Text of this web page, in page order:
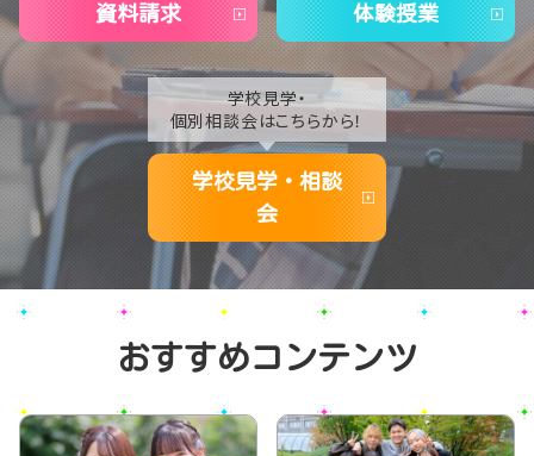
資料請求 体験授業
学校見学・
個別相談会はこちらから！
学校見学・相談
会
おすすめコンテンツ